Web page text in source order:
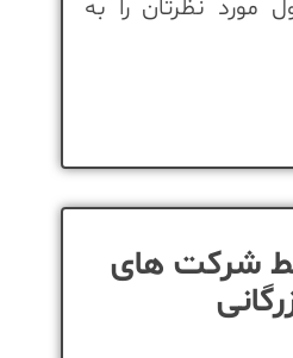
نظرتان را به
شرکت های